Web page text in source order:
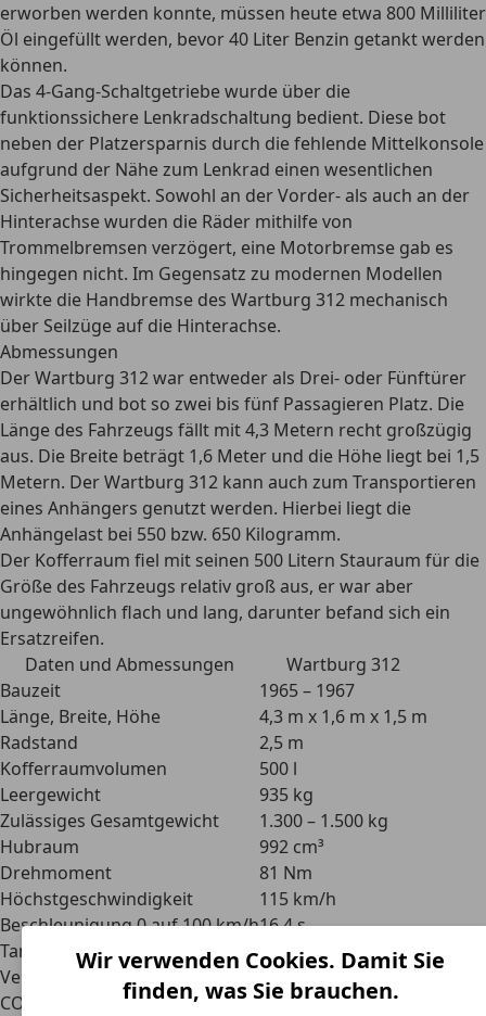
erworben werden konnte, müssen heute etwa 800 Milliliter
Öl eingefüllt werden, bevor 40 Liter Benzin getankt werden
können.
Das 4-Gang-Schaltgetriebewurde über die
funktionssichere Lenkradschaltung bedient. Diese bot
neben der Platzersparnis durch die fehlende Mittelkonsole
aufgrund der Nähe zum Lenkrad einen wesentlichen
Sicherheitsaspekt. Sowohl an der Vorder- als auch an der
Hinterachse wurden die Räder mithilfe von
Trommelbremsen verzögert, eine Motorbremse gab es
hingegen nicht. Im Gegensatz zu modernen Modellen
wirkte die Handbremse des Wartburg 312 mechanisch
über Seilzüge auf die Hinterachse.
Abmessungen
Der Wartburg 312 war entweder als Drei- oder Fünftürer
erhältlich und bot so zwei bis fünf Passagieren Platz. Die
Länge des Fahrzeugs fällt mit 4,3 Metern recht großzügig
aus. Die Breite beträgt 1,6 Meter und die Höhe liegt bei 1,5
Metern. Der Wartburg 312 kann auch zum Transportieren
eines Anhängers genutzt werden. Hierbei liegt die
Anhängelast bei 550 bzw. 650 Kilogramm.
Der Kofferraum fiel mit seinen 500 Litern Stauraum für die
Größe des Fahrzeugs relativ groß aus, er war aber
ungewöhnlich flach und lang, darunter befand sich ein
Ersatzreifen.
Daten und Abmessungen
Wartburg 312
Bauzeit
1965 – 1967
Länge, Breite, Höhe
4,3 m x 1,6 m x 1,5 m
Radstand
2,5 m
Kofferraumvolumen
500 l
Leergewicht
935 kg
Zulässiges Gesamtgewicht
1.300 – 1.500 kg
Hubraum
992 cm³
Drehmoment
81 Nm
Höchstgeschwindigkeit
115 km/h
Beschleunigung 0 auf 100 km/h16,4 s
Tankvolumen
45 l
Verbrauch
8,4 l
CO2-Emissionen
195 g/km
Wir verwenden Cookies. Damit Sie
finden, was Sie brauchen.